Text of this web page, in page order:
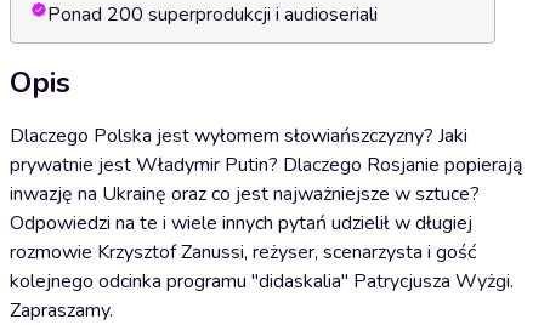
Ponad 200 superprodukcji i audioseriali
Opis
Dlaczego Polska jest wyłomem słowiańszczyzny? Jaki
prywatnie jest Władymir Putin? Dlaczego Rosjanie popierają
inwazję na Ukrainę oraz co jest najważniejsze w sztuce?
Odpowiedzi na te i wiele innych pytań udzielił w długiej
rozmowie Krzysztof Zanussi, reżyser, scenarzysta i gość
kolejnego odcinka programu "didaskalia" Patrycjusza Wyżgi.
Zapraszamy.